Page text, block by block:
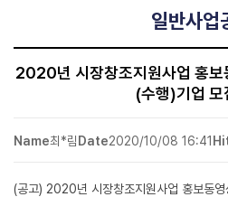
일반사업
2020년 시장창조지원사업 홍보
(수행)기업 모
Name최*림 Date2020/10/08 16:41
(공고) 2020년 시장창조지원사업 홍보동영